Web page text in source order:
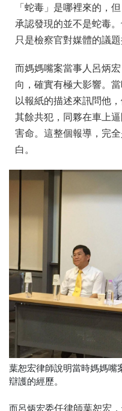
「蛇毒」是哪裡來的，
承認發現的並不是蛇毒
只是檢察官對媒體的議題
而媽媽嘴案當事人呂炳
向，確實有極大影響。
以報紙的描述來訊問他
其餘共犯，同夥在車上
害命。這整個報導，完
白。
葉恕宏律師說明當時媽媽嘴
辯護的經歷。
而呂炳宏委任律師葉恕宏